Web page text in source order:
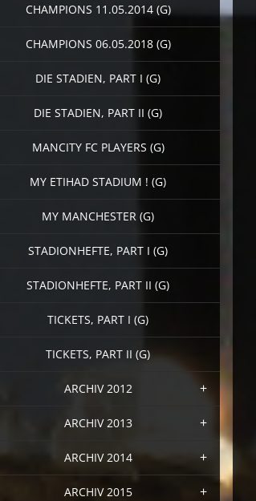
CHAMPIONS 11.05.2014 (G)
CHAMPIONS 06.05.2018 (G)
DIE STADIEN, PART I (G)
DIE STADIEN, PART II (G)
MANCITY FC PLAYERS (G)
MY ETIHAD STADIUM ! (G)
MY MANCHESTER (G)
STADIONHEFTE, PART I (G)
STADIONHEFTE, PART II (G)
TICKETS, PART I (G)
TICKETS, PART II (G)
ARCHIV 2012
ARCHIV 2013
ARCHIV 2014
ARCHIV 2015